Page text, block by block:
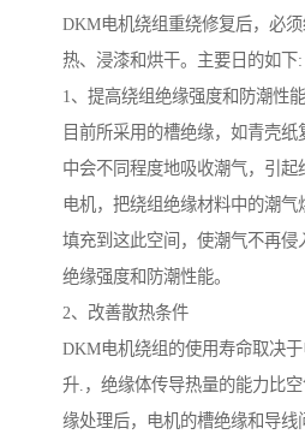
DKM电机绕组重绕修复后，必
热、浸漆和烘干。主要日的如下:
1、提高绕组绝缘强度和防潮性能
目前所采用的槽绝缘，如青壳
中会不同程度地吸收潮气，引
电机，把绕组绝缘材料中的潮气
填充到这此空间，使潮气不再侵
绝缘强度和防潮性能。
2、改善散热条件
DKM电机绕组的使用寿命取决
升.，绝缘体传导热量的能力比
缘处理后，电机的槽绝缘和导线